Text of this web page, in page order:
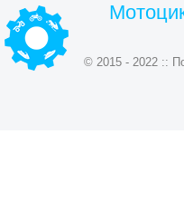
© 2015 - 2022 ::